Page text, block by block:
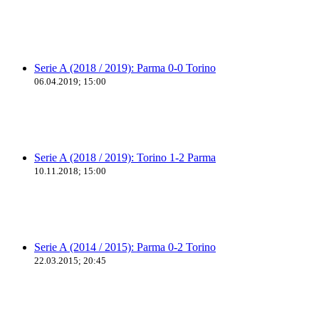
Serie A (2018 / 2019): Parma 0-0 Torino
06.04.2019; 15:00
Serie A (2018 / 2019): Torino 1-2 Parma
10.11.2018; 15:00
Serie A (2014 / 2015): Parma 0-2 Torino
22.03.2015; 20:45